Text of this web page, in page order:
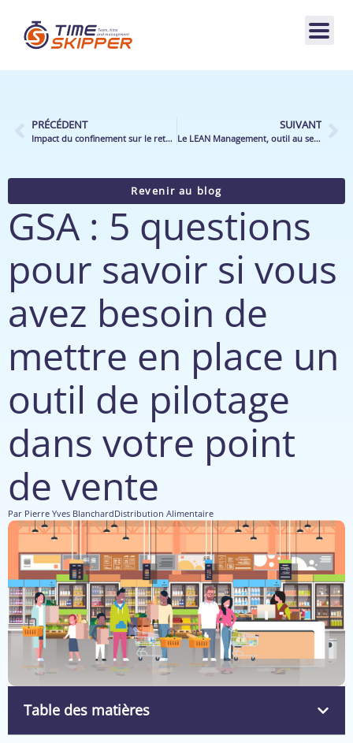
PRÉCÉDENT
Impact du confinement sur le retail alimentaire
SUIVANT
Le LEAN Management, outil au service de la distribution
Revenir au blog
GSA : 5 questions
pour savoir si vous
avez besoin de
mettre en place un
outil de pilotage
dans votre point
de vente
Par Pierre Yves BlanchardDistribution Alimentaire
Table des matières